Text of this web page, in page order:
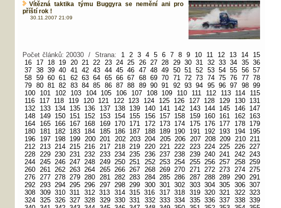
Vítězná taktika týmu Buggyra se nemění ani pro
příští rok !
30.11.2007 21:09
Počet článků: 20030 / Strana: 1 2 3 4 5 6 7 8 9 10 11 12 13 14
15
16
17 18 19 20 21 22 23 24 25 26 27 28 29 30 31 32 33 34 35 36
37 38 39 40 41 42 43 44 45 46 47 48 49 50 51 52 53 54 55 56 57
58 59 60 61 62 63 64 65 66 67 68 69 70 71 72 73 74 75 76 77 78
79 80 81 82 83 84 85 86 87 88 89 90 91 92 93 94 95 96 97 98 99
100
101 102 103 104 105 106 107 108 109 110 111 112 113 114
115
116
117 118 119 120 121 122 123 124 125 126 127 128 129 130
131
132
133 134 135 136 137 138 139 140 141 142 143 144 145 146
147
148
149 150 151 152 153 154 155 156 157 158 159 160 161 162
163
164
165 166 167 168 169 170 171 172 173 174 175 176 177 178
179
180
181 182 183 184 185 186 187 188 189 190 191 192 193 194
195
196
197 198 199 200 201 202 203 204 205 206 207 208 209 210 211
212 213 214 215 216 217 218 219 220 221 222 223 224 225 226 227
228 229 230 231 232 233 234 235 236 237 238 239 240 241 242 243
244 245 246 247 248 249 250 251 252 253 254 255 256 257 258 259
260 261 262 263 264 265 266 267 268 269 270 271 272 273 274 275
276 277 278 279 280 281 282 283 284 285 286 287 288 289 290 291
292 293 294 295 296 297 298 299 300 301 302 303 304 305 306 307
308 309 310 311 312 313 314 315 316 317 318 319 320 321 322 323
324 325 326 327 328 329 330 331 332 333 334 335 336 337 338 339